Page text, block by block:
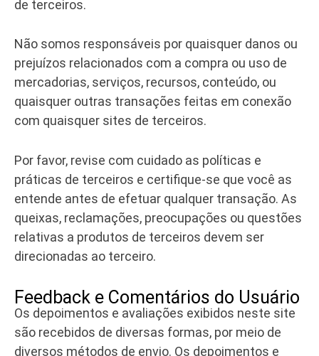
de terceiros.
Não somos responsáveis por quaisquer danos ou
prejuízos relacionados com a compra ou uso de
mercadorias, serviços, recursos, conteúdo, ou
quaisquer outras transações feitas em conexão
com quaisquer sites de terceiros.
Por favor, revise com cuidado as políticas e
práticas de terceiros e certifique-se que você as
entende antes de efetuar qualquer transação. As
queixas, reclamações, preocupações ou questões
relativas a produtos de terceiros devem ser
direcionadas ao terceiro.
Feedback e Comentários do Usuário
Os depoimentos e avaliações exibidos neste site
são recebidos de diversas formas, por meio de
diversos métodos de envio. Os depoimentos e